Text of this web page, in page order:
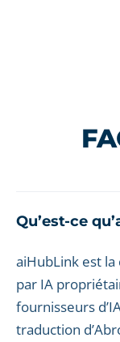
Qu’est-ce
aiHubLink est
par IA
fournisseurs
traduction